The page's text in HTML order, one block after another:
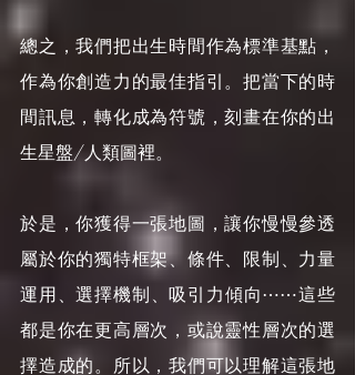
總之，我們把出生時間作為標準基點，
作為你創造力的最佳指引。把當下的時
間訊息，轉化成為符號，刻畫在你的出
生星盤/人類圖裡。
於是，你獲得一張地圖，讓你慢慢參透
屬於你的獨特框架、條件、限制、力量
運用、選擇機制、吸引力傾向⋯⋯這些
都是你在更高層次，或說靈性層次的選
擇造成的。所以，我們可以理解這張地